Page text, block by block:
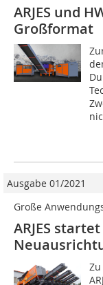
ARJES und
Großformat
Ausgabe 01/2021
Große
ARJES